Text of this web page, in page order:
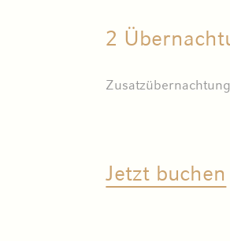
2
Jetzt buchen